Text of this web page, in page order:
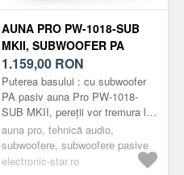
AUNA PRO PW-1018-SUB
MKII, SUBWOOFER PA
PASIV, SUBWOOFER 18 ',
600 W RMS / 1200 W MAX.
1.159,00 RON
Puterea basului : cu subwoofer
PA pasiv auna Pro PW-1018-
SUB MKII, pereții vor tremura la
petreceri și
evenimente.Subwoofer PA auna
Pro PW-1018-SUB...
auna pro, tehnică audio,
subwoofere, subwoofere pasive
electronic-star.ro